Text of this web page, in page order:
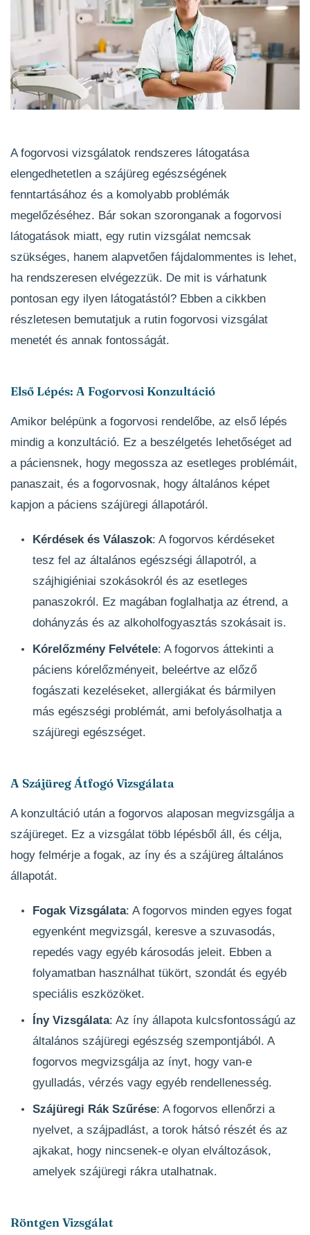
A fogorvosi vizsgálatok rendszeres látogatása
elengedhetetlen a szájüreg egészségének
fenntartásához és a komolyabb problémák
megelőzéséhez. Bár sokan szoronganak a fogorvosi
látogatások miatt, egy rutin vizsgálat nemcsak
szükséges, hanem alapvetően fájdalommentes is lehet,
ha rendszeresen elvégezzük. De mit is várhatunk
pontosan egy ilyen látogatástól? Ebben a cikkben
részletesen bemutatjuk a rutin fogorvosi vizsgálat
menetét és annak fontosságát.
Első Lépés: A Fogorvosi Konzultáció
Amikor belépünk a fogorvosi rendelőbe, az első lépés
mindig a konzultáció. Ez a beszélgetés lehetőséget ad
a páciensnek, hogy megossza az esetleges problémáit,
panaszait, és a fogorvosnak, hogy általános képet
kapjon a páciens szájüregi állapotáról.
Kérdések és Válaszok: A fogorvos kérdéseket
tesz fel az általános egészségi állapotról, a
szájhigiéniai szokásokról és az esetleges
panaszokról. Ez magában foglalhatja az étrend, a
dohányzás és az alkoholfogyasztás szokásait is.
Kórelőzmény Felvétele: A fogorvos áttekinti a
páciens kórelőzményeit, beleértve az előző
fogászati kezeléseket, allergiákat és bármilyen
más egészségi problémát, ami befolyásolhatja a
szájüregi egészséget.
A Szájüreg Átfogó Vizsgálata
A konzultáció után a fogorvos alaposan megvizsgálja a
szájüreget. Ez a vizsgálat több lépésből áll, és célja,
hogy felmérje a fogak, az íny és a szájüreg általános
állapotát.
Fogak Vizsgálata: A fogorvos minden egyes fogat
egyenként megvizsgál, keresve a szuvasodás,
repedés vagy egyéb károsodás jeleit. Ebben a
folyamatban használhat tükört, szondát és egyéb
speciális eszközöket.
Íny Vizsgálata: Az íny állapota kulcsfontosságú az
általános szájüregi egészség szempontjából. A
fogorvos megvizsgálja az ínyt, hogy van-e
gyulladás, vérzés vagy egyéb rendellenesség.
Szájüregi Rák Szűrése: A fogorvos ellenőrzi a
nyelvet, a szájpadlást, a torok hátsó részét és az
ajkakat, hogy nincsenek-e olyan elváltozások,
amelyek szájüregi rákra utalhatnak.
Röntgen Vizsgálat